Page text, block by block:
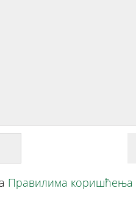
Правилима коришћења